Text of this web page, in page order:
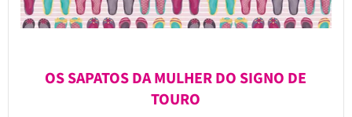
OS SAPATOS DA MULHER DO SIGNO DE
TOURO